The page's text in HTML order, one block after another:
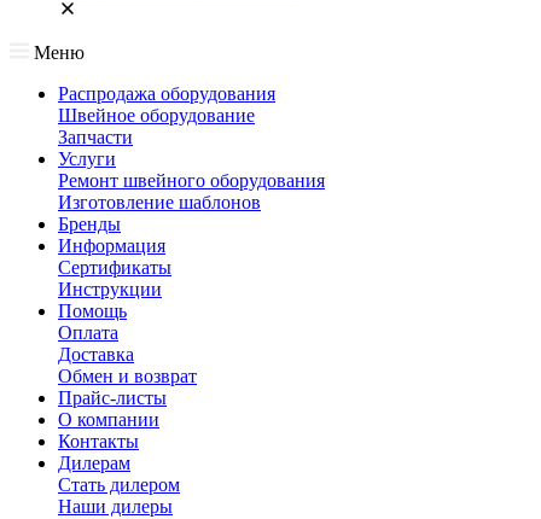
Меню
Распродажа оборудования
Швейное оборудование
Запчасти
Услуги
Ремонт швейного оборудования
Изготовление шаблонов
Бренды
Информация
Сертификаты
Инструкции
Помощь
Оплата
Доставка
Обмен и возврат
Прайс-листы
О компании
Контакты
Дилерам
Стать дилером
Наши дилеры